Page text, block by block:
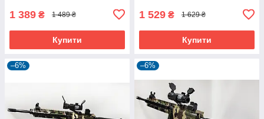
1 389 ₴ 1 489 ₴
Купити
1 529 ₴ 1 629 ₴
Купити
–6% –6%